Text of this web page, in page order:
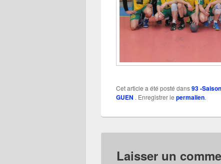
Cet article a été posté dans93 -
GUEN . Enregistrer le permalien.
Laisser un